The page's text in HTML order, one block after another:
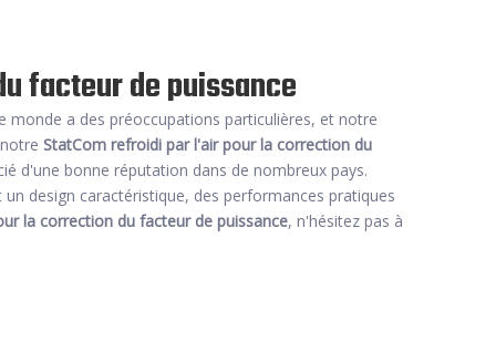
facteur de puissance
monde a des préoccupations particulières, et notre
StatCom refroidi par l'air pour la correction du
d'une bonne réputation dans de nombreux pays.
un design caractéristique, des performances pratiques
la correction du facteur de puissance, n'hésitez pas à